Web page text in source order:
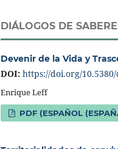
DIÁLOGOS DE
Devenir de la Vida y
DOI: https://doi.org/
Enrique Leff
PDF (ESPAÑOL